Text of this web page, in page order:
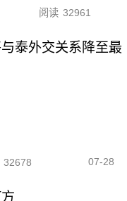
阅读 32961
泰外交关系降至最
32678 07-28